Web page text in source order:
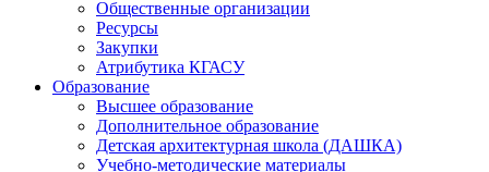
Общественные организации
Ресурсы
Закупки
Атрибутика КГАСУ
Образование
Высшее образование
Дополнительное образование
Детская архитектурная школа (ДАШКА)
Учебно-методические материалы